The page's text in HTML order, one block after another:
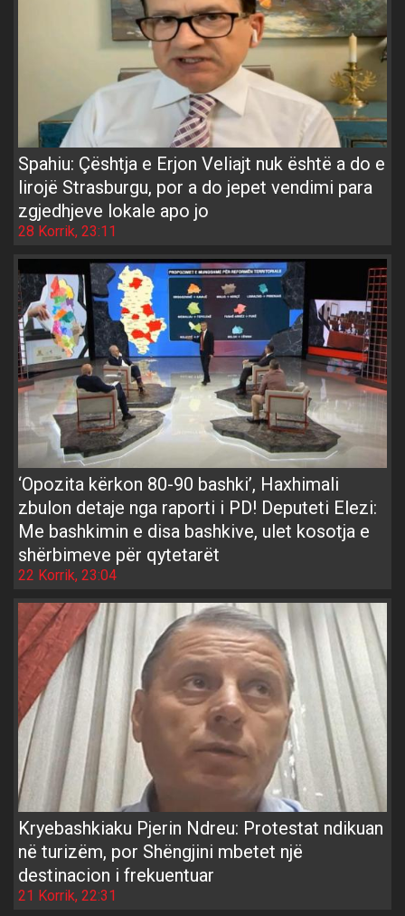
Spahiu: Çështja e Erjon Veliajt nuk është a do e
lirojë Strasburgu, por a do jepet vendimi para
zgjedhjeve lokale apo jo
28 Korrik, 23:11
‘Opozita kërkon 80-90 bashki’, Haxhimali
zbulon detaje nga raporti i PD! Deputeti Elezi:
Me bashkimin e disa bashkive, ulet kosotja e
shërbimeve për qytetarët
22 Korrik, 23:04
Kryebashkiaku Pjerin Ndreu: Protestat ndikuan
në turizëm, por Shëngjini mbetet një
destinacion i frekuentuar
21 Korrik, 22:31